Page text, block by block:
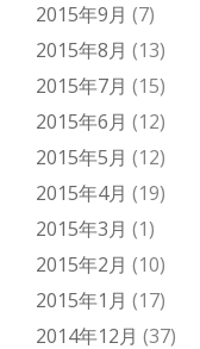
2015年9月 (7)
2015年8月 (13)
2015年7月 (15)
2015年6月 (12)
2015年5月 (12)
2015年4月 (19)
2015年3月 (1)
2015年2月 (10)
2015年1月 (17)
2014年12月 (37)